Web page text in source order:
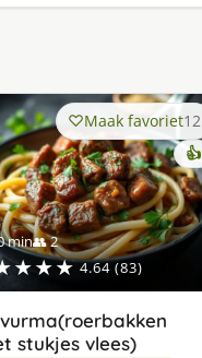
min👥 2
4.64 (83)
Maak favoriet12
👍
stukjes vlees)